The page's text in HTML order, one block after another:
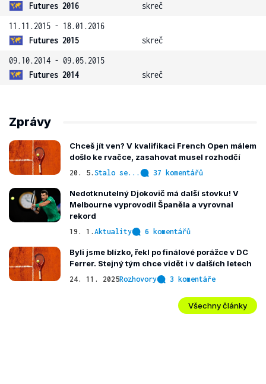
Futures 2016
skreč
11.11.2015 - 18.01.2016
Futures 2015
skreč
09.10.2014 - 09.05.2015
Futures 2014
skreč
Zprávy
Chceš jít ven? V kvalifikaci French Open málem
došlo ke rvačce, zasahovat musel rozhodčí
20. 5. Stalo se... 37 komentářů
Nedotknutelný Djokovič má další stovku! V
Melbourne vyprovodil Španěla a vyrovnal
rekord
19. 1. Aktuality 6 komentářů
Byli jsme blízko, řekl po finálové porážce v DC
Ferrer. Stejný tým chce vidět i v dalších letech
24. 11. 2025Rozhovory 3 komentáře
Všechny články